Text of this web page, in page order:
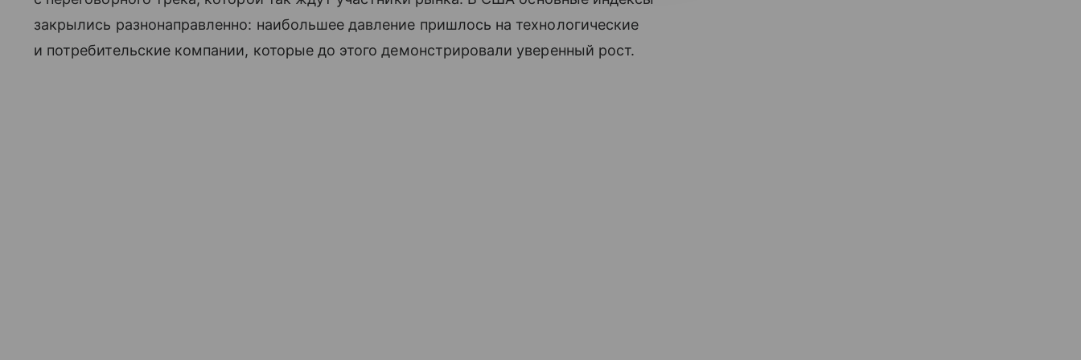
закрылись разнонаправленно: наибольшее давление пришлось на технологические
и потребительские компании, которые до этого демонстрировали уверенный рост.